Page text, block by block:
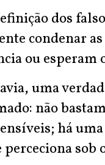
dos
condenar
ou esperam
uma
não
há
sob